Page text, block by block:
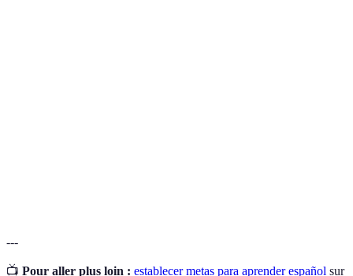
---
📺 Pour aller plus loin : establecer metas para aprender español sur